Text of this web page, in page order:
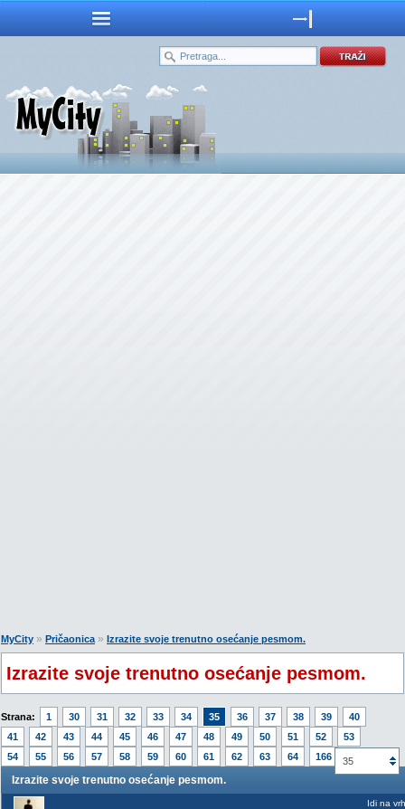
MyCity » Pričaonica» Izrazite svoje trenutno osećanje pesmom.
Izrazite svoje trenutno osećanje pesmom.
Strana: 1 30 31 32 33 34 35 36 37 38 39
40
41
42 43 44 45 46 47 48 49 50 51 52
53
54
55 56 57 58 59 60 61 62 63 64 166 35
Izrazite svoje trenutno osećanje pesmom.
Idi na vrh